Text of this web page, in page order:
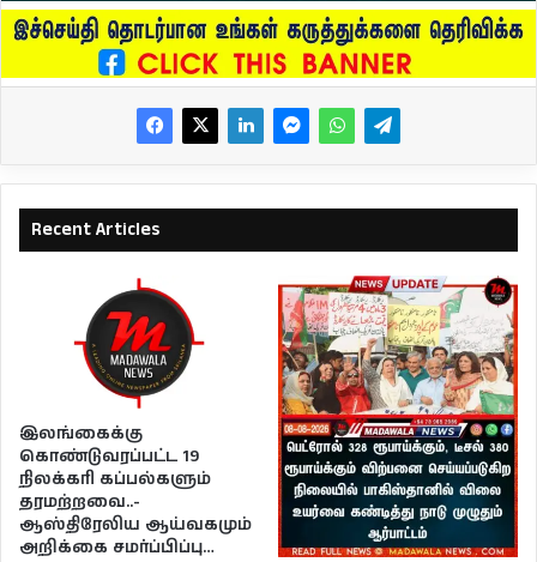
Recent Articles
இலங்கைக்கு
கொண்டுவரப்பட்ட 19
நிலக்கரி கப்பல்களும்
தரமற்றவை..-
ஆஸ்திரேலிய ஆய்வகமும்
அறிக்கை சமர்ப்பிப்பு…